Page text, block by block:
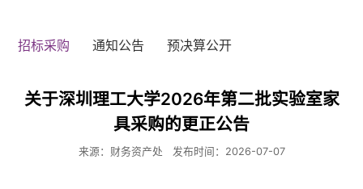
招标采购 通知公告 预决算公开
关于深圳理工大学2026年第二批实验室家
具采购的更正公告
来源：财务资产处 发布时间：2026-07-07